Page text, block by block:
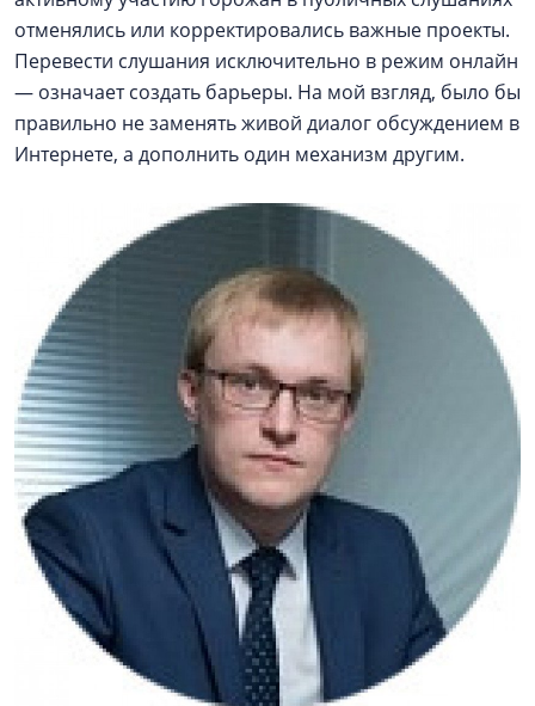
отменялись или корректировались важные проекты.
Перевести слушания исключительно в режим онлайн
— означает создать барьеры. На мой взгляд, было бы
правильно не заменять живой диалог обсуждением в
Интернете, а дополнить один механизм другим.